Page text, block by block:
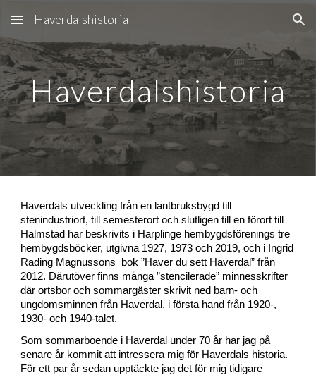
Skip to main content Skip to navigation
Haverdalshistoria
Haverdalshistoria
Haverdals utveckling från en lantbruksbygd till
stenindustriort, till semesterort och slutligen till en förort till
Halmstad har beskrivits i Harplinge hembygdsförenings tre
hembygdsböcker, utgivna 1927, 1973 och 2019, och i Ingrid
Rading Magnussons bok ”Haver du sett Haverdal” från
2012. Därutöver finns många ”stencilerade” minnesskrifter
där ortsbor och sommargäster skrivit ned barn- och
ungdomsminnen från Haverdal, i första hand från 1920-,
1930- och 1940-talet.
Som sommarboende i Haverdal under 70 år har jag på
senare år kommit att intressera mig för Haverdals historia.
För ett par år sedan upptäckte jag det för mig tidigare